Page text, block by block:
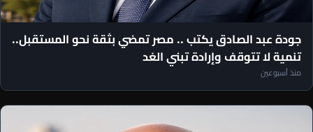
جودة عبد الصادق يكتب .. مصر تمضي بثقة نحو المستقبل..
تنمية لا تتوقف وإرادة تبني الغد
منذ أسبوعين